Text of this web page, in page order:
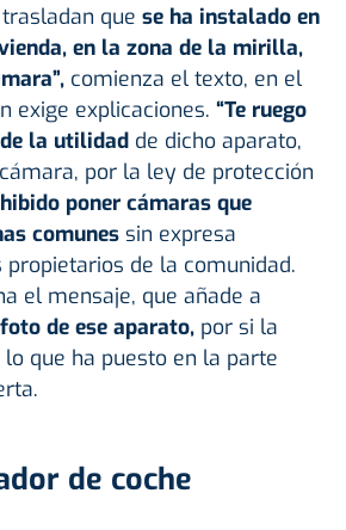
que se ha instalado en
en la zona de la mirilla,
comienza el texto, en el
exige explicaciones. “Te ruego
la utilidad de dicho aparato,
por la ley de protección
poner cámaras que
comunes sin expresa
de la comunidad.
el mensaje, que añade a
de ese aparato, por si la
que ha puesto en la parte
de coche